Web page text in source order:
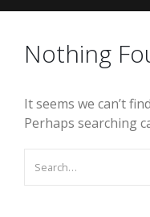
Nothing
It seems we can’t
Perhaps searching